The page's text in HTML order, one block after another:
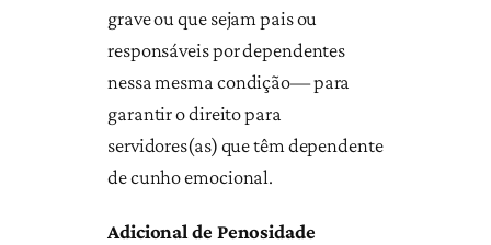
grave ou que sejam pais ou
responsáveis por dependentes
nessa mesma condição— para
garantir o direito para
servidores(as) que têm dependente
de cunho emocional.
Adicional de Penosidade